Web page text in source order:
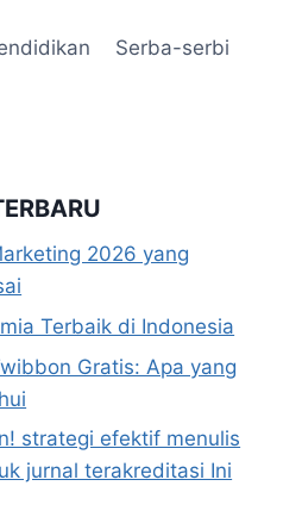
Serba-serbi
2026 yang
Terbaik di Indonesia
Gratis: Apa yang
strategi efektif menulis
jurnal terakreditasi Ini